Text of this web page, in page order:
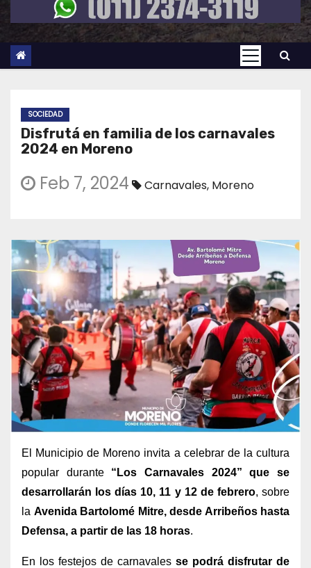
SOCIEDAD
Disfrutá en familia de los carnavales
2024 en Moreno
Feb 7, 2024 Carnavales, Moreno
El Municipio de Moreno invita a celebrar de la cultura
popular durante “Los Carnavales 2024” que se
desarrollarán los días 10, 11 y 12 de febrero, sobre
la Avenida Bartolomé Mitre, desde Arribeños hasta
Defensa, a partir de las 18 horas.
En los festejos de carnavales se podrá disfrutar de